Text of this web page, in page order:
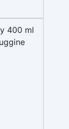
da
tracce,
e
d'aria e